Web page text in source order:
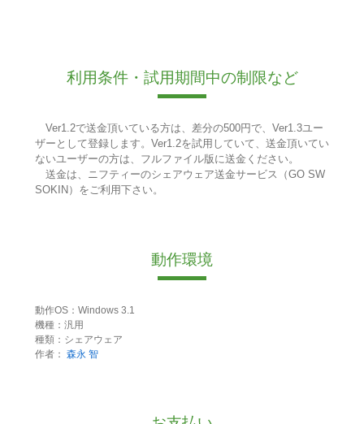
利用条件・試用期間中の制限など
Ver1.2で送金頂いている方は、差分の500円で、Ver1.3ユー
ザーとして登録します。Ver1.2を試用していて、送金頂いてい
ないユーザーの方は、フルファイル版に送金ください。
送金は、ニフティーのシェアウェア送金サービス（GO SW
SOKIN）をご利用下さい。
動作環境
動作OS：Windows 3.1
機種：汎用
種類：シェアウェア
作者： 森永 智